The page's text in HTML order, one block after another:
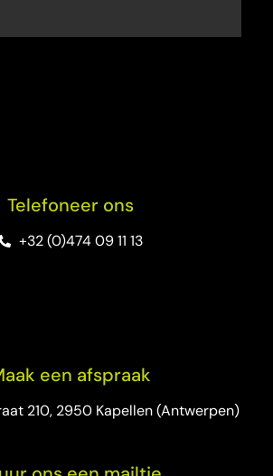
Telefoneer ons
+32 (0)474 09 11 13
een afspraak
210, 2950 Kapellen (Antwerpen)